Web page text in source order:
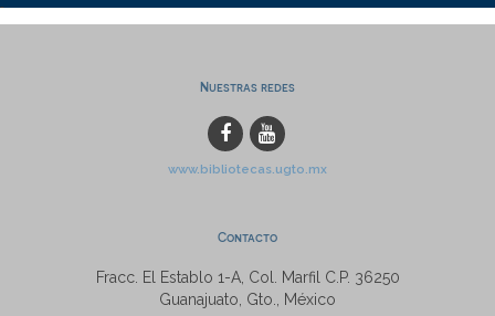
Nuestras redes
www.bibliotecas.ugto.mx
Contacto
Fracc. El Establo 1-A, Col. Marfil C.P. 36250
Guanajuato, Gto., México